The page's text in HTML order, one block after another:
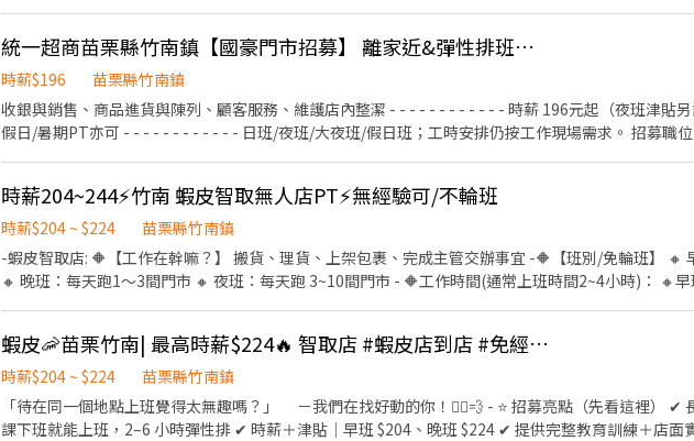
統一超商苗栗縣竹南鎮【國豪門市招募】 離家近&彈性排班、歡迎二度就業/樂齡/兼職
時薪$196
苗栗縣竹南鎮
收銀與銷售、商品進貨與陳列、顧客服務、維護店內整潔 - - - - - - - - - - - - 時薪 196元起（夜班津貼另計），短工時(4H以上)，
假日/暑期PT亦可 - - - - - - - - - - - - 日班/夜班/大夜班/假日班；工時安排仍按工作現場需求。 招募職位：兼職人員/大夜班人員
時薪204~244⚡竹南 蝦皮智取無人店PT⚡無經驗可/不輪班
時薪$204 ~ $224
苗栗縣竹南鎮
-蝦皮智取店: 🔶【工作在幹嘛？】 搬貨、理貨、上架包裹、完成主管交辦事宜 -🔶【班別/免輪班】 🔸
🔸 晚班：每天跑1～3間門市 🔸 夜班：每天跑 3~10間門市 - 🔶工作時間(通常上班時間2~4小時)： 🔸
❶勞保。❷團保。❸勞退。 🔸【其他福利】❶油資補貼。❷推薦獎金 - 👇👇快速應徵通道👇👇 🔜請加入專
https://lin.ee/sSSCigY 加入後留言:姓名/電話/找威利 安排面試 蝦皮(地區) ⛔無抽成無費用✊其他職缺
蝦皮🦐苗栗竹南| 最高時薪$224🔥 智取店 #蝦皮店到店 #免經驗可
時薪$204 ~ $224
苗栗縣竹南鎮
「待在同一個地點上班覺得太無趣嗎？」 －我們在找好動的你！🏃‍♀️💨 - ⭐ 招募亮點（先看這裡） ✔
課下班就能上班，2–6 小時彈性排 ✔ 時薪＋津貼｜早班 $204、晚班 $224 ✔ 提供完整教育訓練＋店面實習（全程計薪） ✔ 滿半